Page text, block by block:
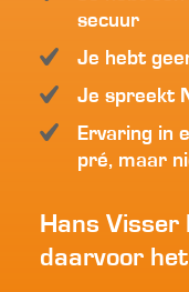
secuur
Je hebt
Je spreekt
Ervaring in
pré, maar
Hans Visser
daarvoor